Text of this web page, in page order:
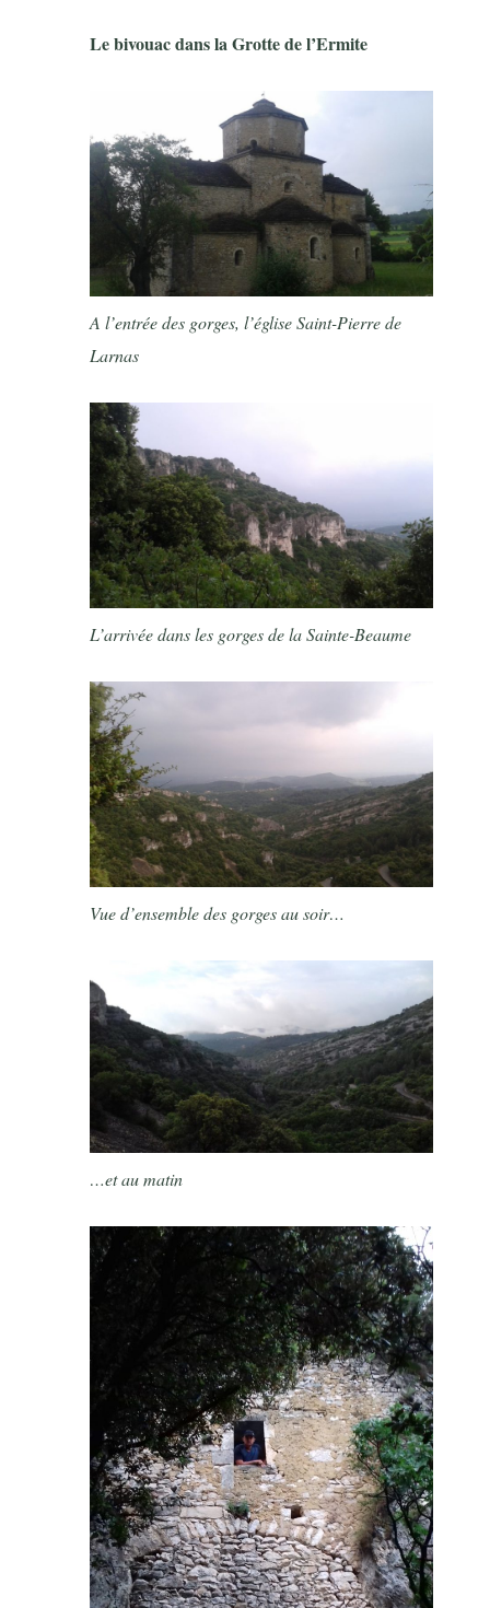
Le bivouac dans la Grotte de l’Ermite
A l’entrée des gorges, l’église Saint-Pierre de
Larnas
L’arrivée dans les gorges de la Sainte-Beaume
Vue d’ensemble des gorges au soir…
…et au matin